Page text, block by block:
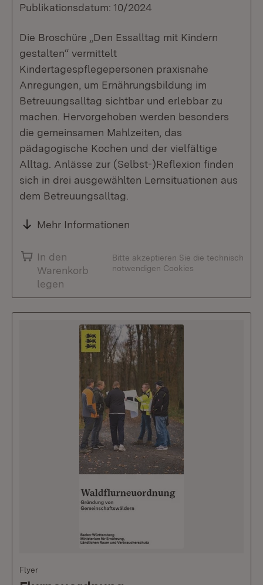
Publikationsdatum: 10/2024
Die Broschüre „Den Essalltag mit Kindern
gestalten“ vermittelt
Kindertagespflegepersonen praxisnahe
Anregungen, um Ernährungsbildung im
Betreuungsalltag sichtbar und erlebbar zu
machen. Hervorgehoben werden besonders
die gemeinsamen Mahlzeiten, das
pädagogische Kochen und der vielfältige
Alltag. Anlässe zur (Selbst-)Reflexion finden
sich in drei ausgewählten Lernsituationen aus
dem Betreuungsalltag.
Mehr Informationen
In den
Warenkorb
legen
Bitte akzeptieren Sie die technisch
notwendigen Cookies
Flyer